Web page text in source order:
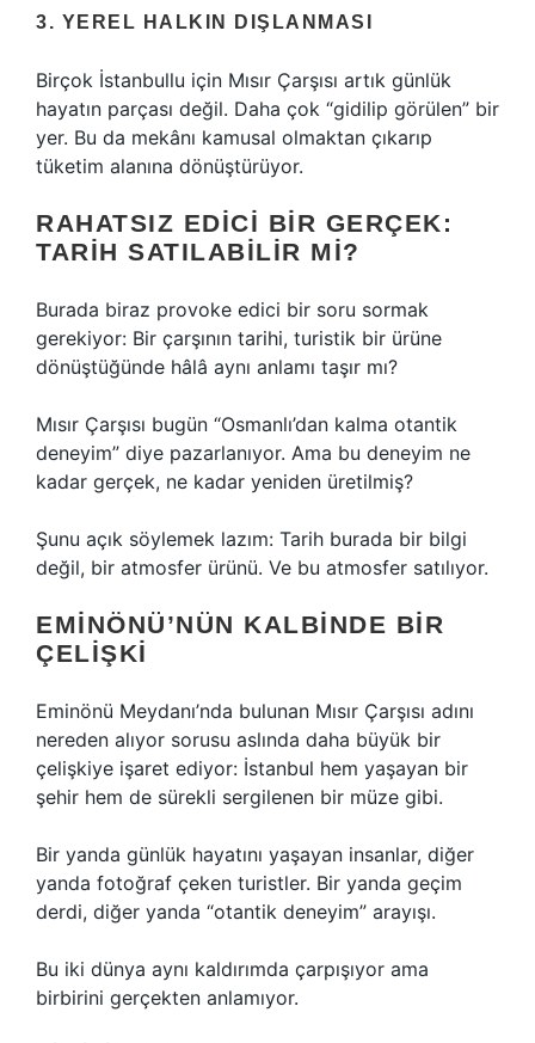
3. YEREL HALKIN DIŞLANMASI
Birçok İstanbullu için Mısır Çarşısı artık günlük
hayatın parçası değil. Daha çok “gidilip görülen” bir
yer. Bu da mekânı kamusal olmaktan çıkarıp
tüketim alanına dönüştürüyor.
RAHATSIZ EDICI BIR GERÇEK:
TARIH SATILABILIR MI?
Burada biraz provoke edici bir soru sormak
gerekiyor: Bir çarşının tarihi, turistik bir ürüne
dönüştüğünde hâlâ aynı anlamı taşır mı?
Mısır Çarşısı bugün “Osmanlı’dan kalma otantik
deneyim” diye pazarlanıyor. Ama bu deneyim ne
kadar gerçek, ne kadar yeniden üretilmiş?
Şunu açık söylemek lazım: Tarih burada bir bilgi
değil, bir atmosfer ürünü. Ve bu atmosfer satılıyor.
EMINÖNÜ’NÜN KALBINDE BIR
ÇELIŞKI
Eminönü Meydanı’nda bulunan Mısır Çarşısı adını
nereden alıyor sorusu aslında daha büyük bir
çelişkiye işaret ediyor: İstanbul hem yaşayan bir
şehir hem de sürekli sergilenen bir müze gibi.
Bir yanda günlük hayatını yaşayan insanlar, diğer
yanda fotoğraf çeken turistler. Bir yanda geçim
derdi, diğer yanda “otantik deneyim” arayışı.
Bu iki dünya aynı kaldırımda çarpışıyor ama
birbirini gerçekten anlamıyor.